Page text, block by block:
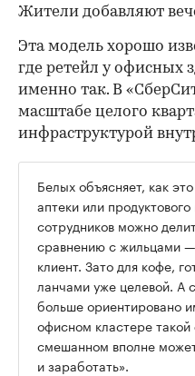
Жители добавляют
Эта модель хорошо
где ретейл у офисных
именно так. В
масштабе целого
инфраструктурой
Белых объясняет, как
аптеки или
сотрудников можно
сравнению с жильцами
клиент. Зато для кофе,
ланчами уже целевой. А
больше ориентировано
офисном кластере
смешанном вполне
и заработать».